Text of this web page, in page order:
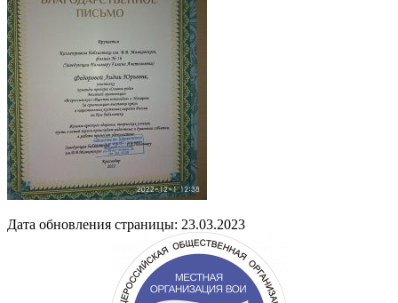
Дата обновления страницы: 23.03.2023